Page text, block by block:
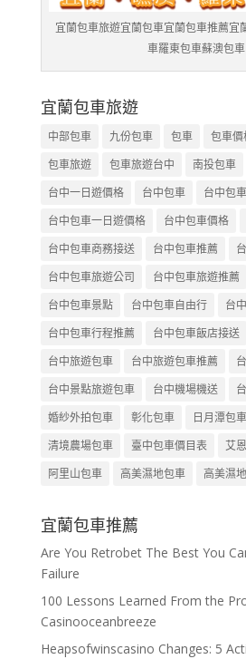
宜蘭包車旅遊宜蘭包車宜蘭包車推薦宜
車羅東包車蘇澳包車
宜蘭包車旅遊
中部包車 九份包車 包車 包車價
包車旅遊
包車旅遊台中 南投包車
台中一日遊價格
台中包車
台中包
台中包車一日遊價格
台中包車價格
台中包車商務接送
台中包車推薦
台中包車旅遊公司
台中包車旅遊推薦
台中包車景點
台中包車自由行
台
台中包車行程推薦
台中包車飯店接送
台中旅遊包車
台中旅遊包車推薦
台中景點旅遊包車
台中機場機送
婚紗外拍包車
彰化包車 日月潭包車
清境農場包車
臺中包車價目表
艾
阿里山包車
高美濕地包車 高美濕
宜蘭包車推薦
Are You Retrobet The Best You
Failure
100 Lessons Learned From the
Casinooceanbreeze
Heapsofwinscasino Changes: 5